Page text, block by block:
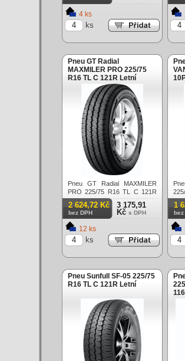
4 ks
ks
Pneu GT Radial
MAXMILER PRO 225/75
R16 TL C 121R Letní
Pneu GT Radial MAXMILER
PRO 225/75 R16 TL C 121R
Letní
2 624,72 Kč
bez DPH
3 175,91
Kč s DPH
12 ks
ks
1
bez
Pneu Sunfull SF-05 225/75
R16 TL C 121R Letní